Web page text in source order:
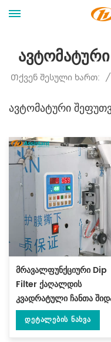
Თქვენ Შესული Ხართ: /
Ავტომატური
მრავალფუნქციური Dip
Filter ქაღალდის
კვადრატული ჩანთა
შესაფუთი მანქანა 3
გვერდითი დალუქვით DL-
Დეტალების Ნახვა